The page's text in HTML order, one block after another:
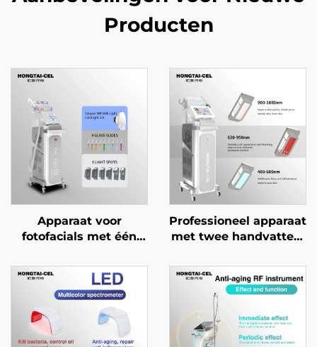
Producten
Apparaat voor
fotofacials met één
voor huidverheldering,
ontharing en anti-
aging, geschikt voor
schoonheidssalons
Professioneel apparaat
met twee handvatten,
roodlichttherapie, voor
gezichts- en
lichaamsverheldering,
verjonging en